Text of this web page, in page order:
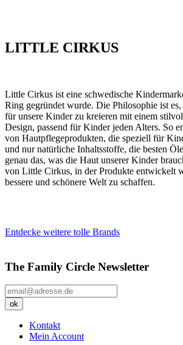
LITTLE CIRKUS
Little Cirkus ist eine schwedische
Ring gegründet wurde. Die Philosophie ist
für unsere Kinder zu kreieren mit einem
Design, passend für Kinder jeden Alters. So
von Hautpflegeprodukten, die speziell für
und nur natürliche Inhaltsstoffe, die besten
genau das, was die Haut unserer Kinder
von Little Cirkus, in der Produkte entwickelt
bessere und schönere Welt zu schaffen.
Entdecke weitere tolle Brands
The Family Circle Newsletter
Kontakt
Mein Account